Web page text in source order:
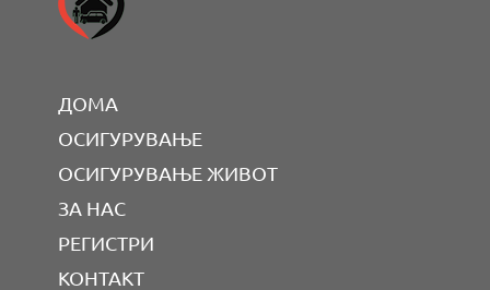
ДОМА
ОСИГУРУВАЊЕ
ОСИГУРУВАЊЕ ЖИВОТ
ЗА НАС
РЕГИСТРИ
КОНТАКТ